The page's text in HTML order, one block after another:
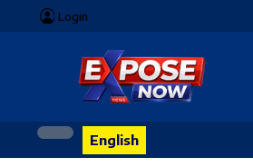
Login
English